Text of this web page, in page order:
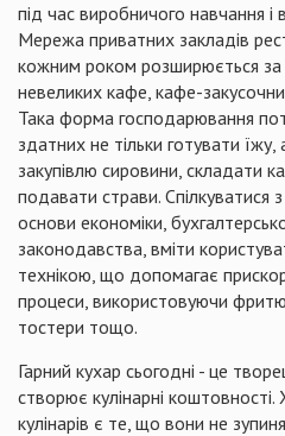
під час виробничого навчання і
Мережа приватних закладів
кожним роком розширюється за
невеликих кафе, кафе-
Така форма господарювання
здатних не тільки готувати їжу,
закупівлю сировини, складати
подавати страви. Спілкуватися
основи економіки,
законодавства, вміти
технікою, що допомагає
процеси, використовуючи
тостери тощо.
Гарний кухар сьогодні - це
створює кулінарні
кулінарів є те, що вони не